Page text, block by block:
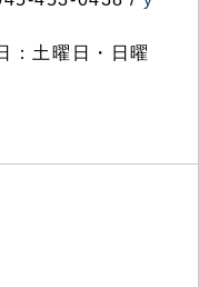
：土曜日・日曜